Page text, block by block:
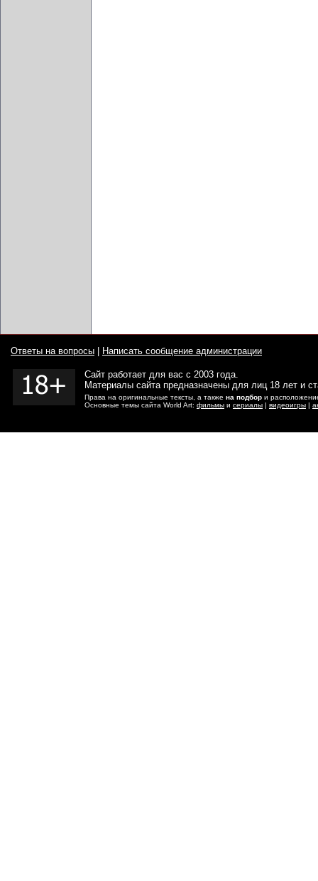
Ответы на вопросы Написать сообщение администрации
Сайт работает для вас с 2003 года.
Материалы сайта предназначены для лиц 18 лет и
Права на оригинальные тексты, а также на подбор и
Основные темы сайта World Art: фильмы и сериалы | видеоигры |